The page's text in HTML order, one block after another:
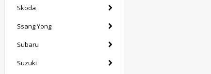
Skoda
Ssang Yong
Subaru
Suzuki